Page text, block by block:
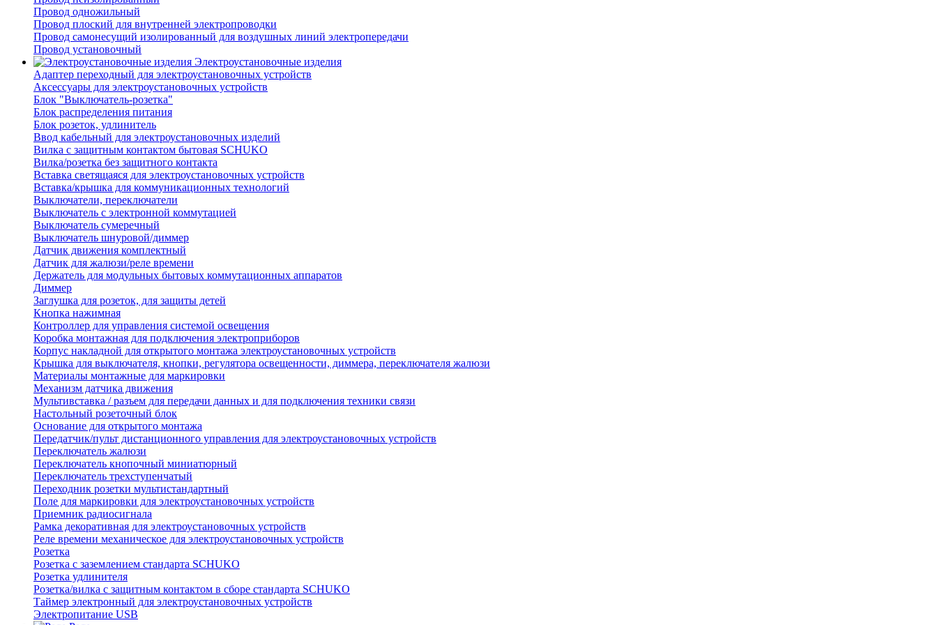
Провод одножильный
Провод плоский для внутренней электропроводки
Провод самонесущий изолированный для воздушных линий электропередачи
Провод установочный
Электроустановочные изделия
Адаптер переходный для электроустановочных устройств
Аксессуары для электроустановочных устройств
Блок "Выключатель-розетка"
Блок распределения питания
Блок розеток, удлинитель
Ввод кабельный для электроустановочных изделий
Вилка с защитным контактом бытовая SCHUKO
Вилка/розетка без защитного контакта
Вставка светящаяся для электроустановочных устройств
Вставка/крышка для коммуникационных технологий
Выключатели, переключатели
Выключатель с электронной коммутацией
Выключатель сумеречный
Выключатель шнуровой/диммер
Датчик движения комплектный
Датчик для жалюзи/реле времени
Держатель для модульных бытовых коммутационных аппаратов
Диммер
Заглушка для розеток, для защиты детей
Кнопка нажимная
Контроллер для управления системой освещения
Коробка монтажная для подключения электроприборов
Корпус накладной для открытого монтажа электроустановочных устройств
Крышка для выключателя, кнопки, регулятора освещенности, диммера, переключателя жалюзи
Материалы монтажные для маркировки
Механизм датчика движения
Мультивставка / разъем для передачи данных и для подключения техники связи
Настольный розеточный блок
Основание для открытого монтажа
Передатчик/пульт дистанционного управления для электроустановочных устройств
Переключатель жалюзи
Переключатель кнопочный миниатюрный
Переключатель трехступенчатый
Переходник розетки мультистандартный
Поле для маркировки для электроустановочных устройств
Приемник радиосигнала
Рамка декоративная для электроустановочных устройств
Реле времени механическое для электроустановочных устройств
Розетка
Розетка с заземлением стандарта SCHUKO
Розетка удлинителя
Розетка/вилка с защитным контактом в сборе стандарта SCHUKO
Таймер электронный для электроустановочных устройств
Электропитание USB